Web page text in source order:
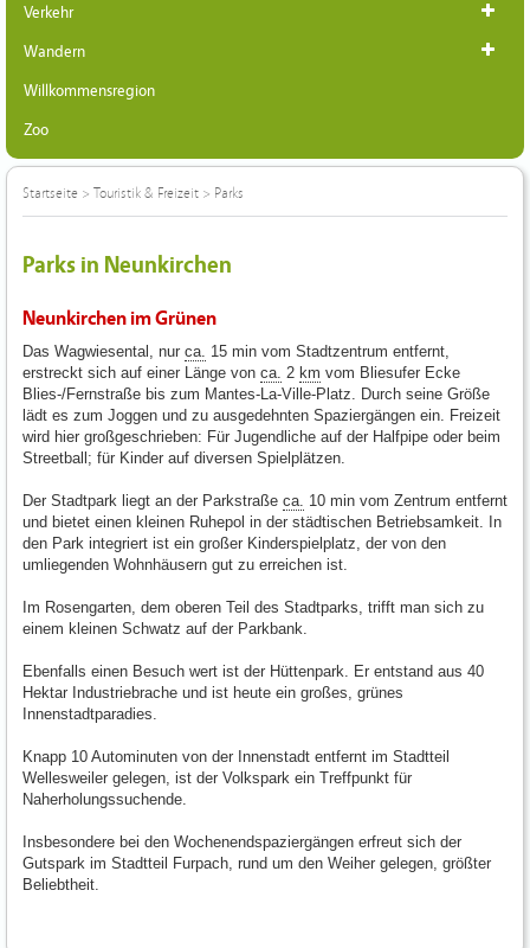
Verkehr
Wandern
Willkommensregion
Zoo
Startseite > Touristik & Freizeit > Parks
Parks in Neunkirchen
Neunkirchen im Grünen
Das Wagwiesental, nur ca. 15 min vom Stadtzentrum entfernt,
erstreckt sich auf einer Länge von ca. 2 km vom Bliesufer Ecke
Blies-/Fernstraße bis zum Mantes-La-Ville-Platz. Durch seine Größe
lädt es zum Joggen und zu ausgedehnten Spaziergängen ein. Freizeit
wird hier großgeschrieben: Für Jugendliche auf der Halfpipe oder beim
Streetball; für Kinder auf diversen Spielplätzen.
Der Stadtpark liegt an der Parkstraße ca. 10 min vom Zentrum entfernt
und bietet einen kleinen Ruhepol in der städtischen Betriebsamkeit. In
den Park integriert ist ein großer Kinderspielplatz, der von den
umliegenden Wohnhäusern gut zu erreichen ist.
Im Rosengarten, dem oberen Teil des Stadtparks, trifft man sich zu
einem kleinen Schwatz auf der Parkbank.
Ebenfalls einen Besuch wert ist der Hüttenpark. Er entstand aus 40
Hektar Industriebrache und ist heute ein großes, grünes
Innenstadtparadies.
Knapp 10 Autominuten von der Innenstadt entfernt im Stadtteil
Wellesweiler gelegen, ist der Volkspark ein Treffpunkt für
Naherholungssuchende.
Insbesondere bei den Wochenendspaziergängen erfreut sich der
Gutspark im Stadtteil Furpach, rund um den Weiher gelegen, größter
Beliebtheit.